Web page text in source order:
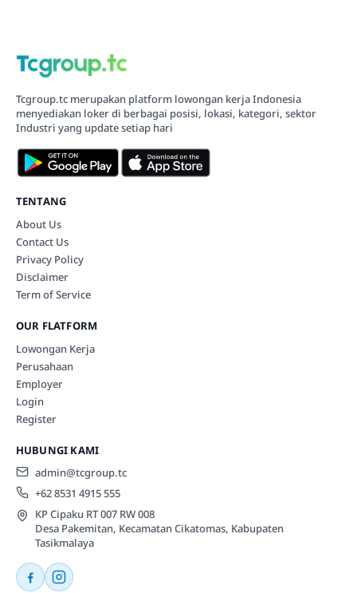
Tcgroup.tc merupakan platform lowongan kerja Indonesia
menyediakan loker di berbagai posisi, lokasi, kategori, sektor
Industri yang update setiap hari
TENTANG
About Us
Contact Us
Privacy Policy
Disclaimer
Term of Service
OUR FLATFORM
Lowongan Kerja
Perusahaan
Employer
Login
Register
HUBUNGI KAMI
admin@tcgroup.tc
+62 8531 4915 555
KP Cipaku RT 007 RW 008
Desa Pakemitan, Kecamatan Cikatomas, Kabupaten
Tasikmalaya